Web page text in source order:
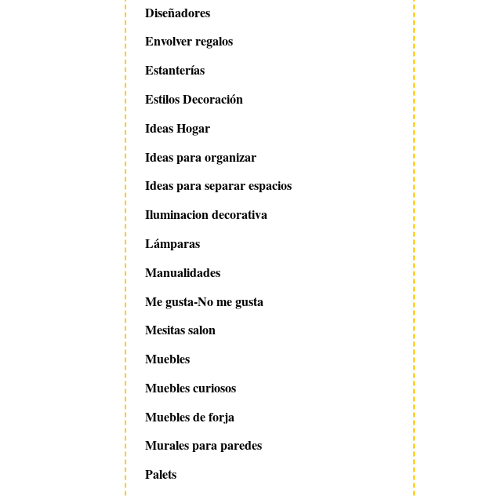
Diseñadores
Envolver regalos
Estanterías
Estilos Decoración
Ideas Hogar
Ideas para organizar
Ideas para separar espacios
Iluminacion decorativa
Lámparas
Manualidades
Me gusta-No me gusta
Mesitas salon
Muebles
Muebles curiosos
Muebles de forja
Murales para paredes
Palets